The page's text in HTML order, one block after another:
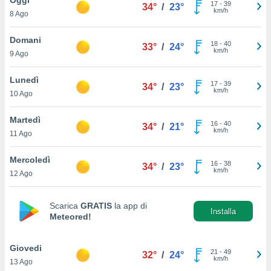
è
al sito
di
ci
di
il
un
la
nella
8 Ago
34° / 23° 17- 39
km/h
Domani
9 Ago
33° / 24° 18- 40
km/h
Lunedì
10 Ago
34° / 23° 17- 39
km/h
Martedì
11 Ago
34° / 21° 16- 40
km/h
Mercoledì
12 Ago
34° / 23° 16- 38
km/h
Scarica GRATIS la app di
Meteored!
Installa
Giovedi
13 Ago
32° / 24° 21 - 49
km/h